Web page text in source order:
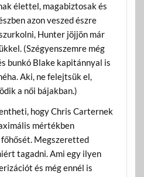
élettel, magabiztosak és
azon veszed észre
Hunter jöjjön már
(Szégyenszemre még
bunkó Blake kapitánnyal is
Aki, ne felejtsük el,
a női bájakban.)
hogy Chris Carternek
mértékben
Megszeretted
tagadni. Ami egy ilyen
és még ennél is